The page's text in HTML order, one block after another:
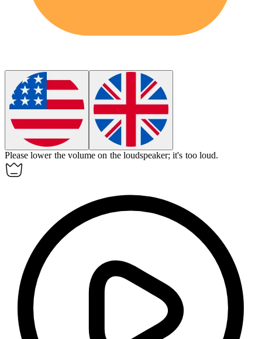
Please lower the volume on the loudspeaker; it's too loud.